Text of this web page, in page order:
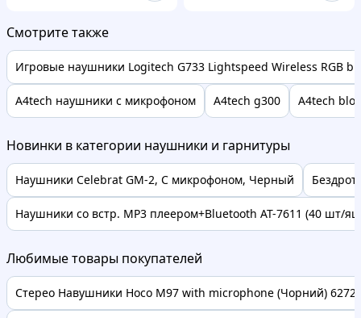
Смотрите также
Игровые наушники Logitech G733 Lightspeed Wireless RGB
A4tech наушники с микрофоном A4tech g300 A4tech
Новинки в категории наушники и гарнитуры
Наушники Celebrat GM-2, С микрофоном, Черный
Наушники со встр. MP3 плеером+Bluetooth AT-7611 (40 шт/
Любимые товары покупателей
Стерео Навушники Hoco M97 with microphone (Чорний)